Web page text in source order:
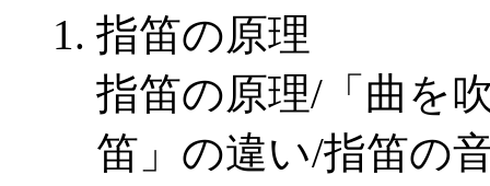
指笛の原理
指笛の原理/「曲を
笛」の違い/指笛の